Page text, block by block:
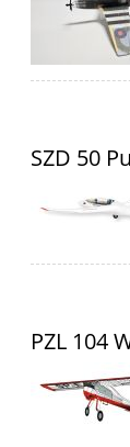
SZD 50
PZL 104